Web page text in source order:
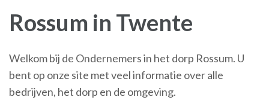
Rossum in Twente
Welkom bij de Ondernemers in het dorp Rossum. U
bent op onze site met veel informatie over alle
bedrijven, het dorp en de omgeving.